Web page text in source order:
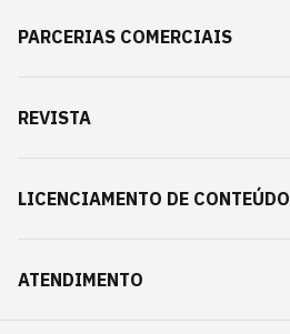
PARCERIAS COMERCIAIS
REVISTA
LICENCIAMENTO DE CONTEÚDO
ATENDIMENTO